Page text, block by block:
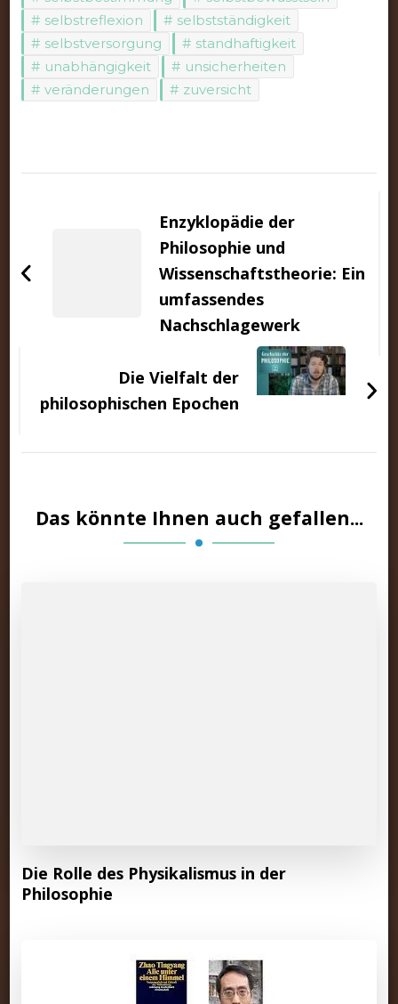
selbstreflexion
selbstständigkeit
selbstversorgung
standhaftigkeit
unabhängigkeit
unsicherheiten
veränderungen
zuversicht
Enzyklopädie der
Philosophie und
Wissenschaftstheorie: Ein
umfassendes
Nachschlagewerk
Die Vielfalt der
philosophischen Epochen
Das könnte Ihnen auch gefallen...
Die Rolle des Physikalismus in der
Philosophie